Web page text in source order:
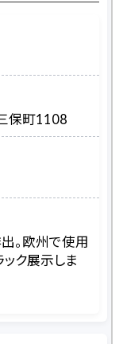
保町1108
。欧州で使用
ック展示しま